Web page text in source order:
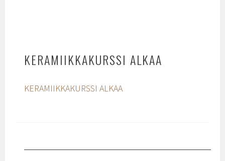
KERAMIIKKAKURSSI ALKAA
KERAMIIKKAKURSSI ALKAA